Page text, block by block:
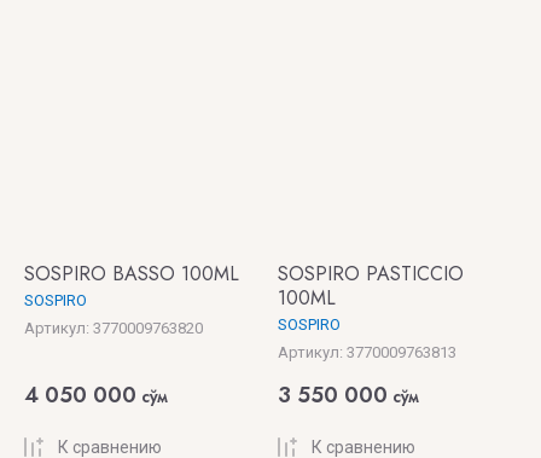
SOSPIRO BASSO 100ML
SOSPIRO
Артикул: 3770009763820
4 050 000 сўм
К сравнению
SOSPIRO PASTICCIO
100ML
SOSPIRO
Артикул: 3770009763813
3 550 000 сўм
К сравнению